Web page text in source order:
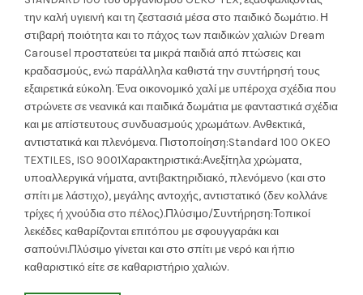
119.00€.
την καλή υγιεινή και τη ζεστασιά μέσα στο παιδικό δωμάτιο. Η
στιβαρή ποιότητα και το πάχος των παιδικών χαλιών Dream
Carousel προστατεύει τα μικρά παιδιά από πτώσεις και
κραδασμούς, ενώ παράλληλα καθιστά την συντήρησή τους
εξαιρετικά εύκολη. Ένα οικονομικό χαλί με υπέροχα σχέδια που
στρώνετε σε νεανικά και παιδικά δωμάτια με φανταστικά σχέδια
και με απίστευτους συνδυασμούς χρωμάτων. Ανθεκτικά,
αντιστατικά και πλενόμενα. Πιστοποίηση:Standard 100 OKEO
TEXTILES, ISO 9001Χαρακτηριστικά:Ανεξίτηλα χρώματα,
υποαλλεργικά νήματα, αντιβακτηριδιακό, πλενόμενο (και στο
σπίτι με λάστιχο), μεγάλης αντοχής, αντιστατικό (δεν κολλάνε
τρίχες ή χνούδια στο πέλος).Πλύσιμο/Συντήρηση:Τοπικοί
λεκέδες καθαρίζονται επιτόπου με σφουγγαράκι και
σαπούνι.Πλύσιμο γίνεται και στο σπίτι με νερό και ήπιο
καθαριστικό είτε σε καθαριστήριο χαλιών.